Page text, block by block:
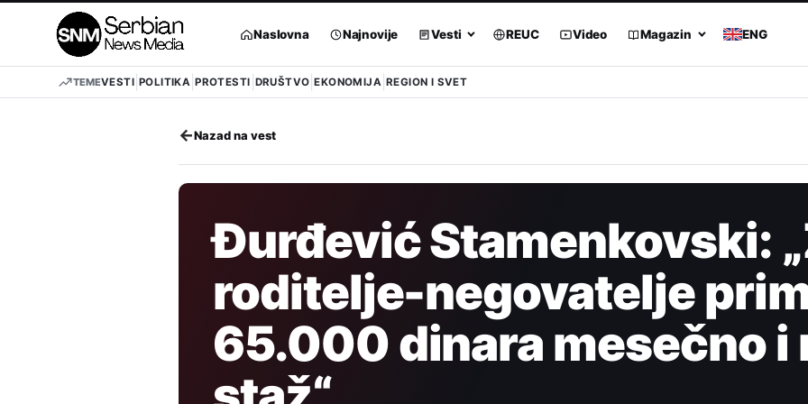
Naslovna Najnovije Vesti REUC Video Magazin ENG
TEMEVESTI POLITIKA PROTESTI DRUŠTVO EKONOMIJA REGION I SVET
←Nazad na vest
Đurđević Stamenkovski:
roditelje-negovatelje
65.000 dinara mesečno i